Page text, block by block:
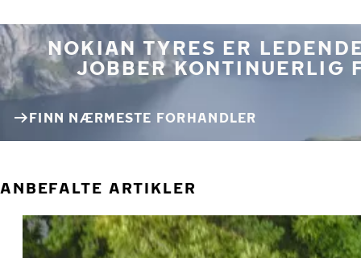
NOKIAN TYRES ER
JOBBER KONTINUERLIG
FINN NÆRMESTE FORHANDLER
ANBEFALTE ARTIKLER